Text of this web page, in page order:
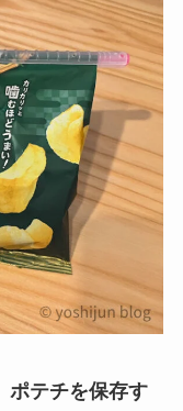
ポテチを保存す